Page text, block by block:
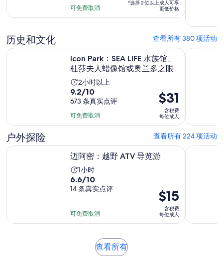
为
2
分
10
条
点
评
可免费取消
$320
每
成
人
*
*选择 2 位以上成人可享
更低价格
历史和文化 查看所有 380 项活动
Icon Park：SEA LIFE 水族馆、
杜莎夫人蜡像馆或奥兰多之眼
活
动
时
长
为
小
时
2小时以上
9.2
分，
满
分
分，
673
条
点
评
9.2/10
673 条真实点评
可免费取消
价
格
为
$31
每
位
成
$31
含税费
每位成人
Icon Park：SEA LIFE 水族馆、杜莎夫人蜡像馆或奥兰多之眼
肯尼迪航
户外探险 查看所有 224 项活动
迈阿密：越野 ATV 导览游
活
动
时
为
1
1小时
6.6
分，
分
10
6.6/10
14 条真实点评
可免费取消
价
格
为
$15
$15
含税费
每位成人
迈阿密：越野 ATV 导览游 在新标签页中打开 奥兰多的
查看所有在